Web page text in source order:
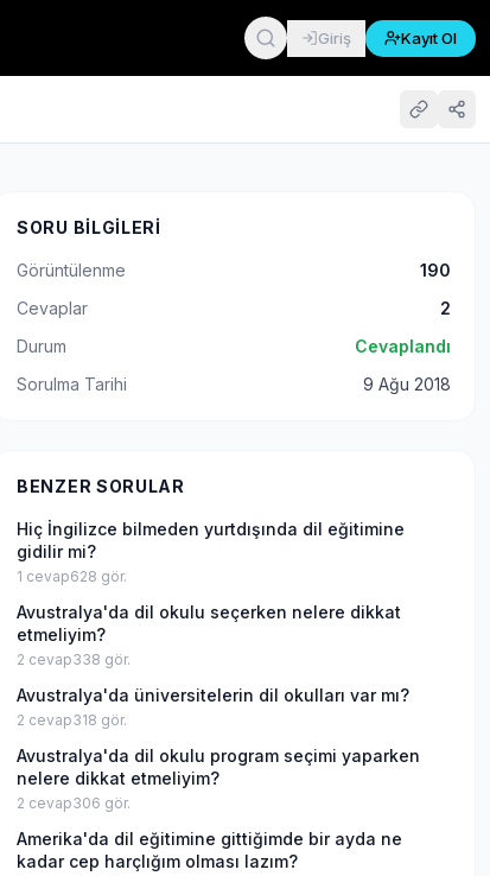
Giriş Kayıt Ol
SORU BILGILERI
Görüntülenme
190
Cevaplar
2
Durum
Cevaplandı
Sorulma Tarihi
9 Ağu 2018
BENZER SORULAR
Hiç İngilizce bilmeden yurtdışında dil eğitimine
gidilir mi?
1 cevap628 gör.
Avustralya'da dil okulu seçerken nelere dikkat
etmeliyim?
2 cevap338 gör.
Avustralya'da üniversitelerin dil okulları var mı?
2 cevap318 gör.
Avustralya'da dil okulu program seçimi yaparken
nelere dikkat etmeliyim?
2 cevap306 gör.
Amerika'da dil eğitimine gittiğimde bir ayda ne
kadar cep harçlığım olması lazım?